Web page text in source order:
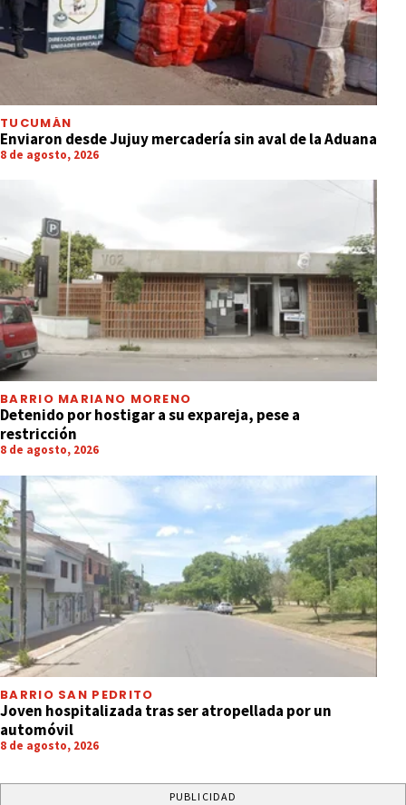
TUCUMÁN
Enviaron desde Jujuy mercadería sin aval de la Aduana
8 de agosto, 2026
BARRIO MARIANO MORENO
Detenido por hostigar a su expareja, pese a
restricción
8 de agosto, 2026
BARRIO SAN PEDRITO
Joven hospitalizada tras ser atropellada por un
automóvil
8 de agosto, 2026
PUBLICIDAD